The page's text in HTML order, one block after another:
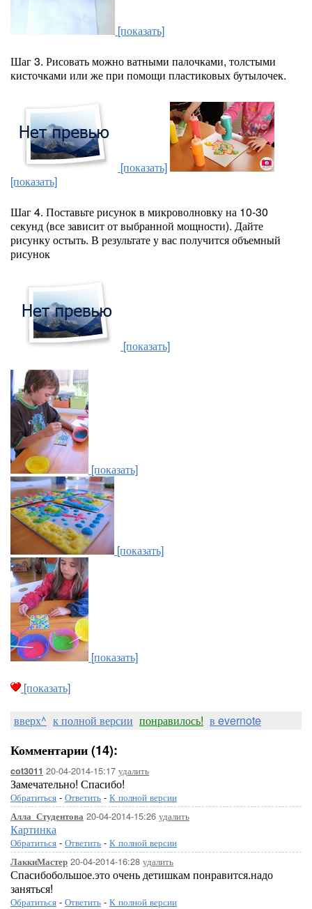
[показать]
Шаг 3. Рисовать можно ватными палочками, толстыми
кисточками или же при помощи пластиковых бутылочек.
[показать]
[показать]
Шаг 4. Поставьте рисунок в микроволновку на 10-30
секунд (все зависит от выбранной мощности). Дайте
рисунку остыть. В результате у вас получится объемный
рисунок
[показать]
[показать]
[показать]
[показать]
[показать]
вверх^ к полной версии понравилось! в evernote
Комментарии (14):
cot3011 20-04-2014-15:17 удалить
Замечательно! Спасибо!
Обратиться - Ответить - К полной версии
Алла_Студентова 20-04-2014-15:26 удалить
Картинка
Обратиться - Ответить - К полной версии
ЛаккиМастер 20-04-2014-16:28 удалить
Спасибобольшое.это очень детишкам понравится.надо
заняться!
Обратиться - Ответить - К полной версии